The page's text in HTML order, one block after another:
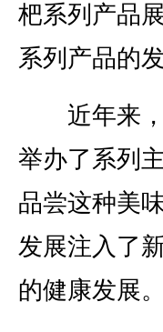
杷系列产品
系列产品的发
近年来，
举办了系列
品尝这种美
发展注入了
的健康发展。